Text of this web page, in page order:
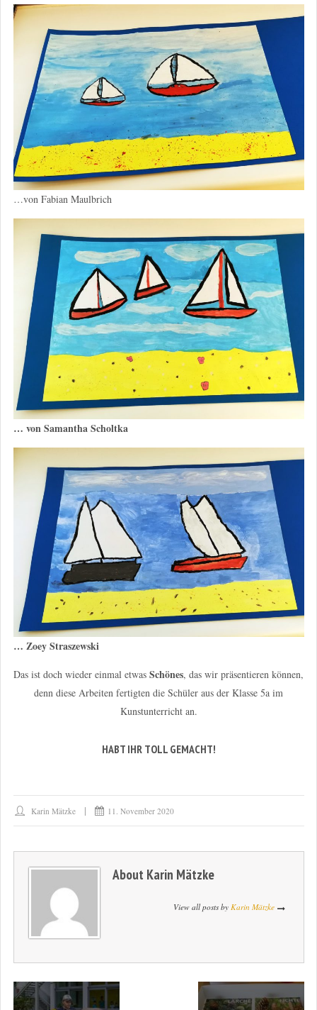
…von Fabian Maulbrich
… von Samantha Scholtka
… Zoey Straszewski
Das ist doch wieder einmal etwas Schönes, das wir präsentieren können,
denn diese Arbeiten fertigten die Schüler aus der Klasse 5a im
Kunstunterricht an.
HABT IHR TOLL GEMACHT!
Karin Mätzke 11. November 2020
About Karin Mätzke
View all posts by Karin Mätzke